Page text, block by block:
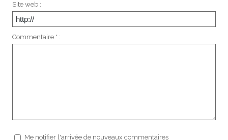
Site web :
Commentaire * :
Me notifier l'arrivée de nouveaux commentaires